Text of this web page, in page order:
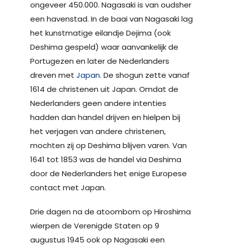
ongeveer 450.000. Nagasaki is van oudsher
een havenstad. In de baai van Nagasaki lag
het kunstmatige eilandje Dejima (ook
Deshima gespeld) waar aanvankelijk de
Portugezen en later de Nederlanders
dreven met Japan. De shogun zette vanaf
1614 de christenen uit Japan. Omdat de
Nederlanders geen andere intenties
hadden dan handel drijven en hielpen bij
het verjagen van andere christenen,
mochten zij op Deshima blijven varen. Van
1641 tot 1853 was de handel via Deshima
door de Nederlanders het enige Europese
contact met Japan.
Drie dagen na de atoombom op Hiroshima
wierpen de Verenigde Staten op 9
augustus 1945 ook op Nagasaki een